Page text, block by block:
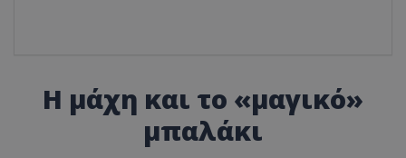
Η μάχη και το «μαγικό»
μπαλάκι